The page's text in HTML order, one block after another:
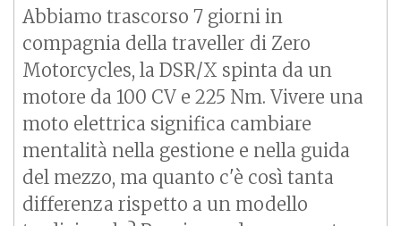
Abbiamo trascorso 7 giorni in
compagnia della traveller di Zero
Motorcycles, la DSR/X spinta da un
motore da 100 CV e 225 Nm. Vivere una
moto elettrica significa cambiare
mentalità nella gestione e nella guida
del mezzo, ma quanto c'è così tanta
differenza rispetto a un modello